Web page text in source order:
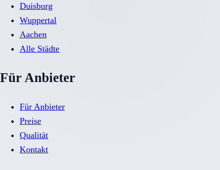
Duisburg
Wuppertal
Aachen
Alle Städte
Für Anbieter
Für Anbieter
Preise
Qualität
Kontakt